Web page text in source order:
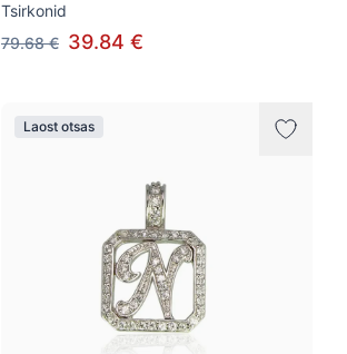
Tsirkonid
79.68 € 39.84 €
Laost otsas